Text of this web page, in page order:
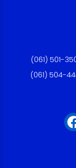
(061) 501-
(061) 504-